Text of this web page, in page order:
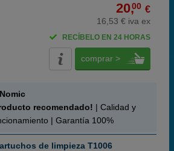
20,00 €
16,53 € iva ex
RECÍBELO EN 24 HORAS
comprar >
recomendado! | Calidad y
| Garantía 100%
de limpieza T1006